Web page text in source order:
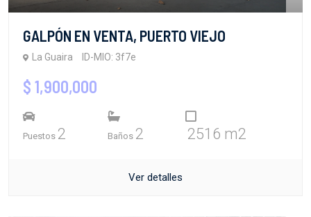
GALPÓN EN VENTA, PUERTO VIEJO
La Guaira ID-MIO: 3f7e
$ 1,900,000
Puestos 2 Baños 2 2516 m2
Ver detalles